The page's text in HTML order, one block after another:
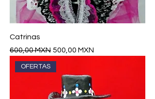
Catrinas
Precio
600,00 MXN Precio de oferta
500,00 MXN
OFERTAS